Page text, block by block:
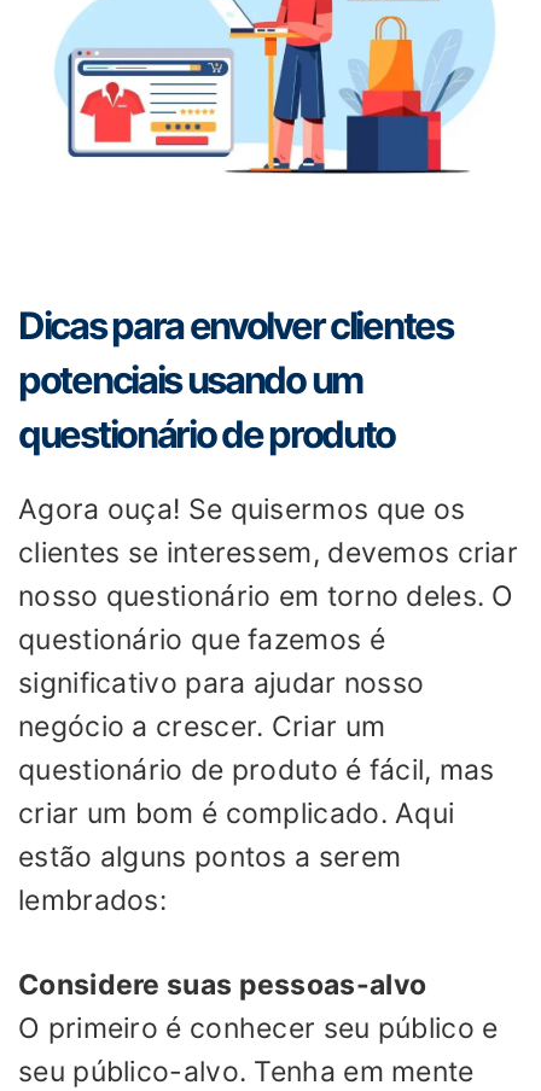
Dicas para envolver clientes
potenciais usando um
questionário de produto
Agora ouça! Se quisermos que os
clientes se interessem, devemos criar
nosso questionário em torno deles. O
questionário que fazemos é
significativo para ajudar nosso
negócio a crescer. Criar um
questionário de produto é fácil, mas
criar um bom é complicado. Aqui
estão alguns pontos a serem
lembrados:
Considere suas pessoas-alvo
O primeiro é conhecer seu público e
seu público-alvo. Tenha em mente